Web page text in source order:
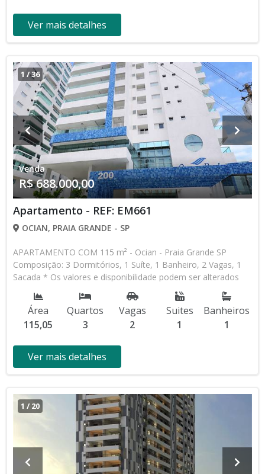
Ver mais detalhes
1 /36
Venda
R$ 688.000,00
Apartamento - REF: EM661
OCIAN, PRAIA GRANDE - SP
APARTAMENTO COM 115 m² - Ocian - Praia Grande SP
Composição: 3 Dormitórios, 1 Suíte, 1 Banheiro, 2 Vagas, 1
Sacada * Os valores e disponibilidade podem ser alterados
sem prévio aviso. Favor verificar entrando em contato com
nossa equipe
Área
115,05
Quartos
3
Vagas
2
Suites
1
Banheiros
1
Ver mais detalhes
1 / 20